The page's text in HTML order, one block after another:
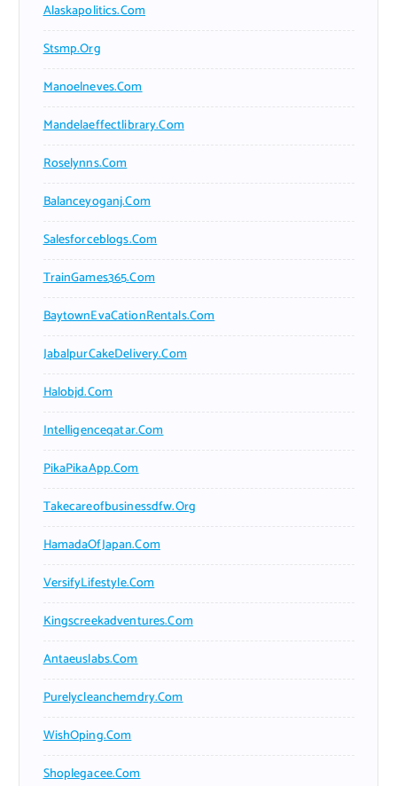
Alaskapolitics.com
Stsmp.org
Manoelneves.com
Mandelaeffectlibrary.com
Roselynns.com
Balanceyoganj.com
Salesforceblogs.com
TrainGames365.com
BaytownEvaCationRentals.com
JabalpurCakeDelivery.com
Halobjd.com
Intelligenceqatar.com
PikaPikaApp.com
Takecareofbusinessdfw.org
HamadaOfJapan.com
VersifyLifestyle.com
Kingscreekadventures.com
Antaeuslabs.com
Purelycleanchemdry.com
WishOping.com
Shoplegacee.com